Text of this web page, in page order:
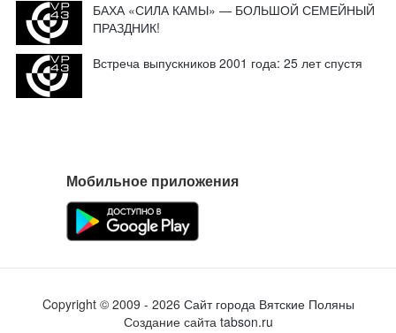
БАХА «СИЛА КАМЫ» — БОЛЬШОЙ СЕМЕЙНЫЙ
ПРАЗДНИК!
Встреча выпускников 2001 года: 25 лет спустя
Мобильное приложения
Copyright © 2009 - 2026 Сайт города Вятские Поляны
Создание сайта tabson.ru